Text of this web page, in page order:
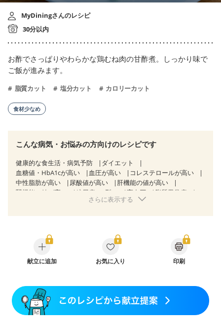
MyDiningさんのレシピ
30分以内
お酢でさっぱりやわらかな鶏むね肉の甘酢煮。しっかり味で
ご飯が進みます。
脂質カット 塩分カット カロリーカット
食材少なめ
こんな病気・お悩みの方向けのレシピです
健康的な食生活・病気予防
ダイエット
血糖値・HbA1cが高い
血圧が高い
コレステロールが高い
中性脂肪が高い
尿酸値が高い
肝機能の値が高い
腎機能の値が高い
糖尿病（2型） 高血圧
脂質異常症
狭心症 心筋梗塞
糖尿病性腎症（第３期）
CKD（ステージ１）
CKD（ステージ２）
CKD（ステージ３b）
乳がん（抗がん剤治療中）
乳がん（ホルモン療法中）
味の感じ方が変わった
妊婦健診・体重増加が気になる（初期）
妊婦健診・血圧が気になる（初期）
さらに表示する
献立に追加 お気に入り 印刷